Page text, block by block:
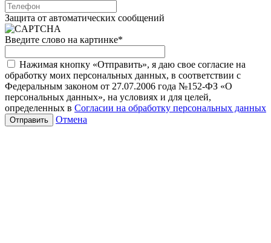
Защита от автоматических сообщений
Введите слово на картинке*
Нажимая кнопку «Отправить», я даю свое согласие на
обработку моих персональных данных, в соответствии с
Федеральным законом от 27.07.2006 года №152-ФЗ «О
персональных данных», на условиях и для целей,
определенных в Согласии на обработку персональных данных
Отмена